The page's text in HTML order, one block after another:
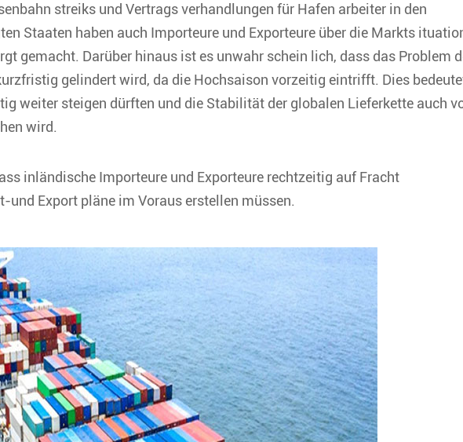
streiks und Vertrags verhandlungen für Hafen arbeiter in den
Staaten haben auch Importeure und Exporteure über die Markts
gemacht. Darüber hinaus ist es unwahr schein lich, dass das Problem
gelindert wird, da die Hochsaison vorzeitig eintrifft. Dies
weiter steigen dürften und die Stabilität der globalen Lieferkette auch
wird.
inländische Importeure und Exporteure rechtzeitig auf Fracht
Export pläne im Voraus erstellen müssen.